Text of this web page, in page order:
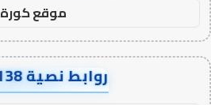
موقع كورة
روابط نصية AA11138